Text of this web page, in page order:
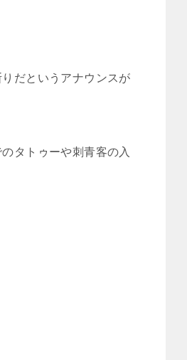
だというアナウンスが
タトゥーや刺青客の入